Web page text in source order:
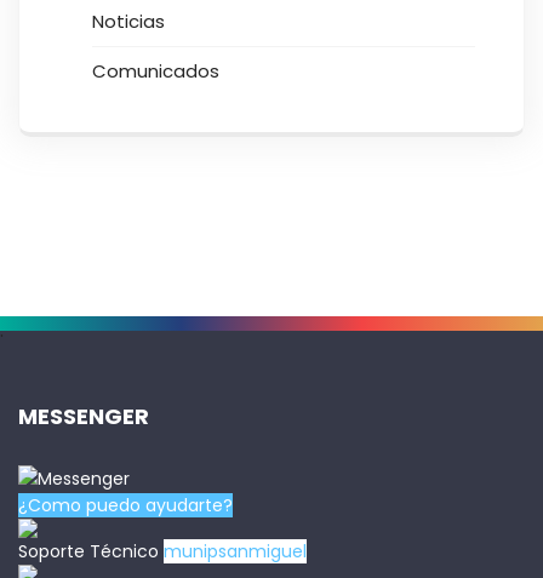
Noticias
Comunicados
.
MESSENGER
¿Como puedo ayudarte?
Soporte Técnico munipsanmiguel